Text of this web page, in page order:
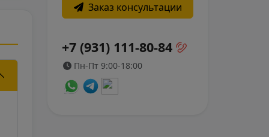
Заказ консультации
+7 (931) 111-80-84
Пн-Пт 9:00-18:00